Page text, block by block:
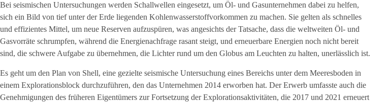
Bei seismischen Untersuchungen werden Schallwellen eingesetzt, um Öl- und Gasunternehmen dabei zu helfen,
sich ein Bild von tief unter der Erde liegenden Kohlenwasserstoffvorkommen zu machen. Sie gelten als schnelles
und effizientes Mittel, um neue Reserven aufzuspüren, was angesichts der Tatsache, dass die weltweiten Öl- und
Gasvorräte schrumpfen, während die Energienachfrage rasant steigt, und erneuerbare Energien noch nicht bereit
sind, die schwere Aufgabe zu übernehmen, die Lichter rund um den Globus am Leuchten zu halten, unerlässlich ist.
Es geht um den Plan von Shell, eine gezielte seismische Untersuchung eines Bereichs unter dem Meeresboden in
einem Explorationsblock durchzuführen, den das Unternehmen 2014 erworben hat. Der Erwerb umfasste auch die
Genehmigungen des früheren Eigentümers zur Fortsetzung der Explorationsaktivitäten, die 2017 und 2021 erneuert